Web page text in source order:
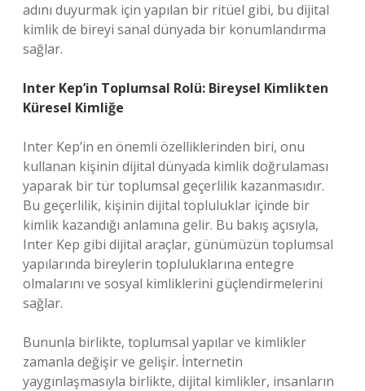
adını duyurmak için yapılan bir ritüel gibi, bu dijital
kimlik de bireyi sanal dünyada bir konumlandırma
sağlar.
Inter Kep’in Toplumsal Rolü: Bireysel Kimlikten
Küresel Kimliğe
Inter Kep’in en önemli özelliklerinden biri, onu
kullanan kişinin dijital dünyada kimlik doğrulaması
yaparak bir tür toplumsal geçerlilik kazanmasıdır.
Bu geçerlilik, kişinin dijital topluluklar içinde bir
kimlik kazandığı anlamına gelir. Bu bakış açısıyla,
Inter Kep gibi dijital araçlar, günümüzün toplumsal
yapılarında bireylerin topluluklarına entegre
olmalarını ve sosyal kimliklerini güçlendirmelerini
sağlar.
Bununla birlikte, toplumsal yapılar ve kimlikler
zamanla değişir ve gelişir. İnternetin
yaygınlaşmasıyla birlikte, dijital kimlikler, insanların